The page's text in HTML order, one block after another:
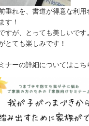
垂れを、書道が得意な利用
す！
すが、とっても美しいです
とても楽しみです！
ナーの詳細についてはこち